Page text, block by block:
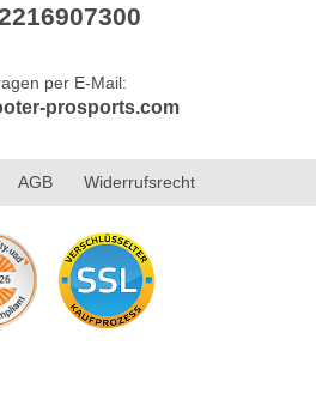
per E-Mail:
prosports.com
AGB Widerrufsrecht